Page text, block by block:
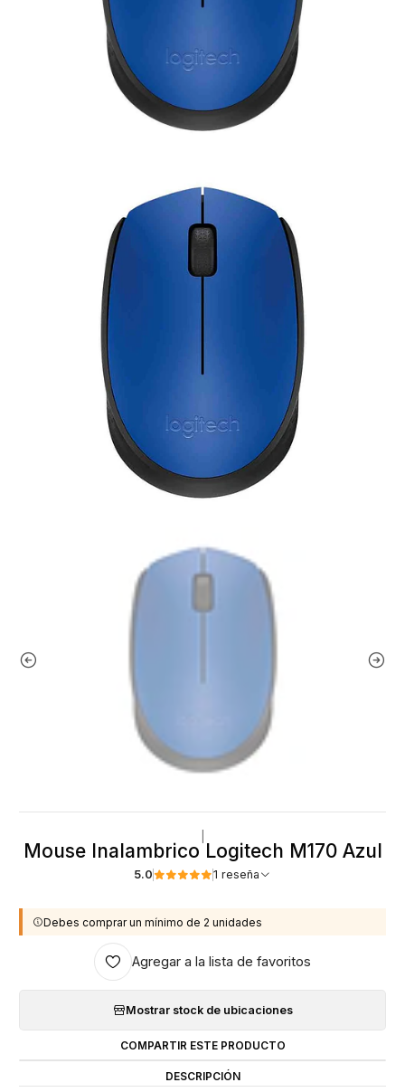
Mouse Inalambrico Logitech M170 Azul
5.0 1 reseña
Debes comprar un mínimo de 2 unidades
Agregar a la lista de favoritos
Mostrar stock de ubicaciones
COMPARTIR ESTE PRODUCTO
DESCRIPCIÓN